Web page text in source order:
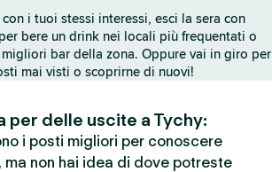
i tuoi stessi interessi, esci la sera con
bere un drink nei locali più frequentati o
bar della zona. Oppure vai in giro per
mai visti o scoprirne di nuovi!
per delle uscite a Tychy:
i posti migliori per conoscere
ma non hai idea di dove potreste